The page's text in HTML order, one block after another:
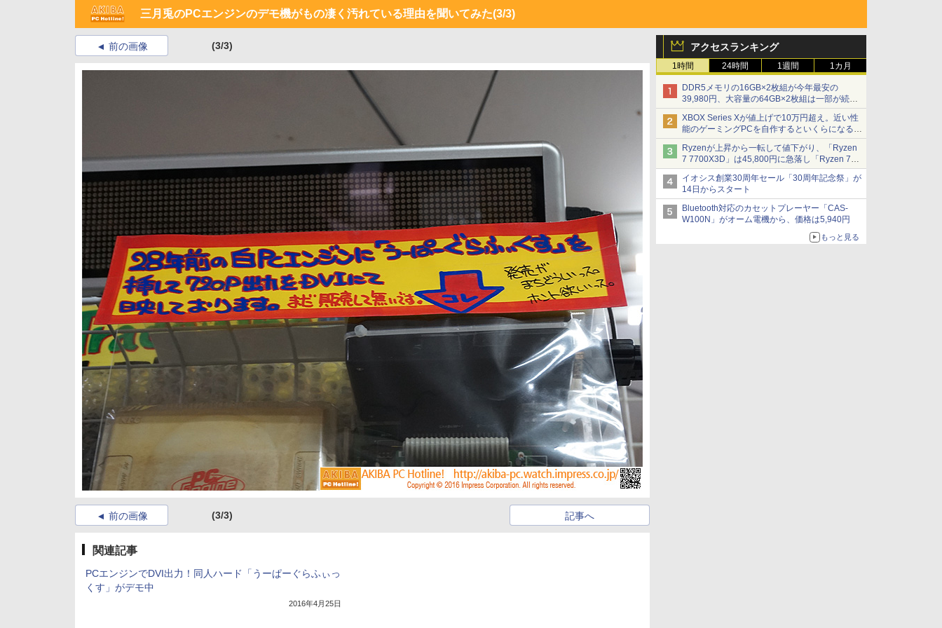
三月兎のPCエンジンのデモ機がもの凄く汚れている理由を聞いてみた(3/3)
アクセスランキング
1時間 24時間 1週間 1カ月
DDR5メモリの16GB×2枚組が今年最安の
39,980円、大容量の64GB×2枚組は一部が続騰
[8月前半のメモリ価格]
XBOX Series Xが値上げで10万円超え。近い性
能のゲーミングPCを自作するといくらになる？
【石田賀津男の『酒の肴にPCゲーム』】
Ryzenが上昇から一転して値下がり、「Ryzen
7 7700X3D」は45,800円に急落し「Ryzen 7
7800X3D」との価格逆転解消 [8月前半のCPU
価格]
イオシス創業30周年セール「30周年記念祭」が
14日からスタート
Bluetooth対応のカセットプレーヤー「CAS-
W100N」がオーム電機から、価格は5,940円
もっと見る
前の画像 (3/3)
前の画像 (3/3) 記事へ
関連記事
PCエンジンでDVI出力！同人ハード「うーぱーぐらふぃっ
くす」がデモ中
2016年4月25日